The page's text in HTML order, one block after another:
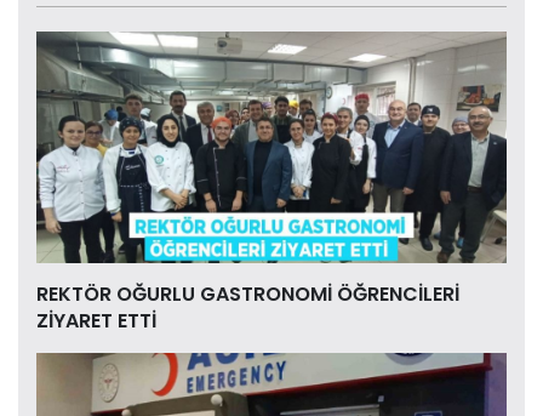
REKTÖR OĞURLU GASTRONOMİ ÖĞRENCİLERİ
ZİYARET ETTİ